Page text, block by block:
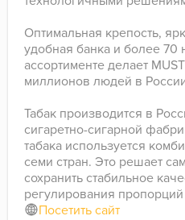
Оптимальная крепость,
удобная банка и более 70
ассортименте делает
миллионов людей в
Табак производится в
сигаретно-сигарной
табака используется
семи стран. Это решает
сохранить стабильное
регулирования пропорций
Посетить сайт